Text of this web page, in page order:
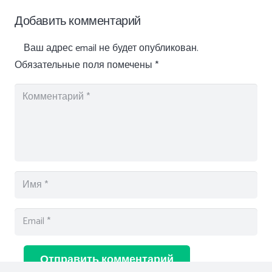
Добавить комментарий
Ваш адрес email не будет опубликован.
Обязательные поля помечены *
Отправить комментарий